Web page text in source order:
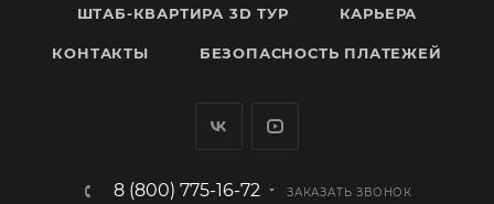
ШТАБ-КВАРТИРА 3D ТУР КАРЬЕРА
КОНТАКТЫ БЕЗОПАСНОСТЬ ПЛАТЕЖЕЙ
8 (800) 775-16-72 ЗАКАЗАТЬ ЗВОНОК